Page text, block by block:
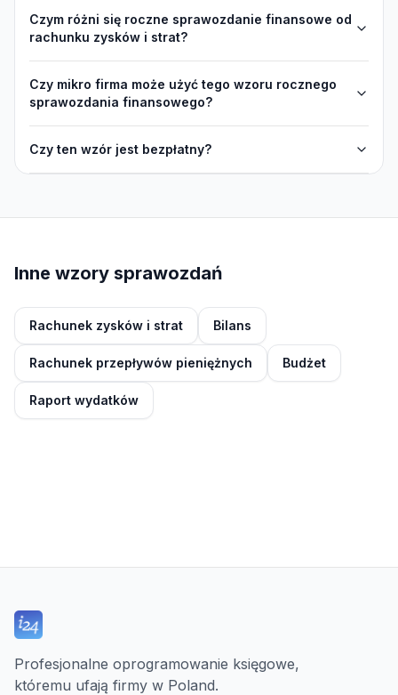
Czym różni się roczne sprawozdanie finansowe od
rachunku zysków i strat?
Czy mikro firma może użyć tego wzoru rocznego
sprawozdania finansowego?
Czy ten wzór jest bezpłatny?
Inne wzory sprawozdań
Rachunek zysków i strat Bilans
Rachunek przepływów pieniężnych Budżet
Raport wydatków
Profesjonalne oprogramowanie księgowe,
któremu ufają firmy w Poland.